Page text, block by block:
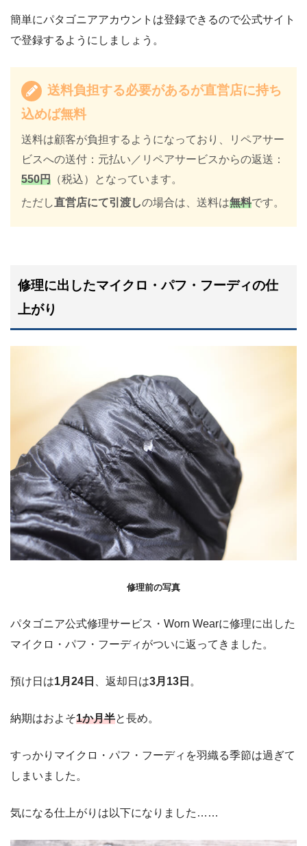
簡単にパタゴニアアカウントは登録できるので公式サイト
で登録するようにしましょう。
送料負担する必要があるが直営店に持ち
込めば無料
送料は顧客が負担するようになっており、リペアサー
ビスへの送付：元払い／リペアサービスからの返送：
550円 （税込）となっています。
ただし直営店にて引渡しの場合は、送料は無料です。
修理に出したマイクロ・パフ・フーディの仕
上がり
修理前の写真
パタゴニア公式修理サービス・Worn Wearに修理に出した
マイクロ・パフ・フーディがついに返ってきました。
預け日は1月24日 、返却日は3月13日 。
納期はおよそ1か月半と長め。
すっかりマイクロ・パフ・フーディを羽織る季節は過ぎて
しまいました。
気になる仕上がりは以下になりました……